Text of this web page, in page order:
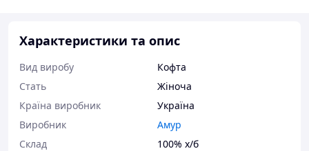
Характеристики та опис
Вид виробу
Кофта
Стать
Жіноча
Країна виробник
Україна
Виробник
Амур
Склад
100% х/б